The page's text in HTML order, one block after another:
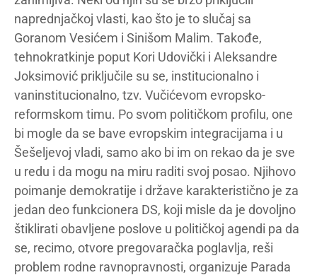
naprednjačkoj vlasti, kao što je to slučaj sa
Goranom Vesićem i Sinišom Malim. Takođe,
tehnokratkinje poput Kori Udovički i Aleksandre
Joksimović priključile su se, institucionalno i
vaninstitucionalno, tzv. Vučićevom evropsko-
reformskom timu. Po svom političkom profilu, one
bi mogle da se bave evropskim integracijama i u
Šešeljevoj vladi, samo ako bi im on rekao da je sve
u redu i da mogu na miru raditi svoj posao. Njihovo
poimanje demokratije i države karakteristično je za
jedan deo funkcionera DS, koji misle da je dovoljno
štiklirati obavljene poslove u političkoj agendi pa da
se, recimo, otvore pregovaračka poglavlja, reši
problem rodne ravnopravnosti, organizuje Parada